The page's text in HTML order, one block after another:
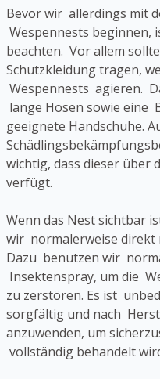
Bevor wir allerdings mit
Wespennests beginnen,
beachten. Vor allem
Schutzkleidung tragen,
Wespennests agieren.
lange Hosen sowie eine
geeignete Handschuhe.
wichtig, dass dieser über
verfügt.
Wenn das Nest sichtbar
wir normalerweise direkt
Dazu benutzen wir
Insektenspray, um die
zu zerstören. Es ist
sorgfältig und nach
anzuwenden, um
vollständig behandelt